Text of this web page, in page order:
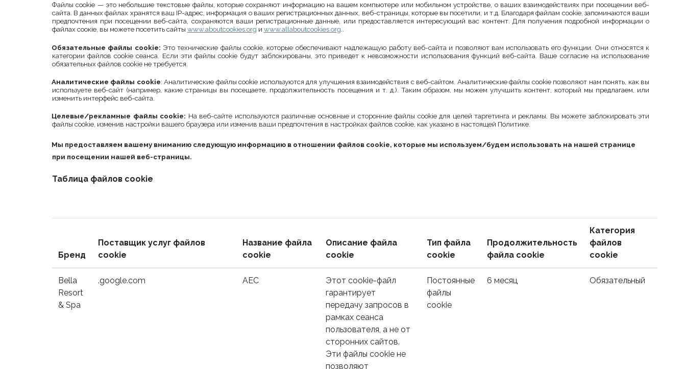
Файлы cookie — это небольшие текстовые файлы, которые сохраняют информацию на вашем компьютере или мобильном устройстве, о ваших взаимодействиях при посещении веб-
сайта. В данных файлах хранятся ваш IP-адрес, информация о ваших регистрационных данных, веб-страницы, которые вы посетили, и т.д. Благодаря файлам cookie, запоминаются ваши
предпочтения при посещении веб-сайта, сохраняются ваши регистрационные данные, или предоставляется интересующий вас контент. Для получения подробной информации о
файлах соокіе, вы можете посетить сайты www.aboutcookies.org и www.allaboutcookies.org
Обязательные файлы cookie: Это технические файлы cookie, которые обеспечивают надлежащую работу веб-сайта и позволяют вам использовать его функции. Они относятся к
категории файлов cookie сеанса. Если эти файлы cookie будут заблокированы, это приведет к невозможности использования функций веб-сайта. Ваше согласие на использование
обязательных файлов cookie не требуется.
Аналитические файлы cookie: Аналитические файлы cookie используются для улучшения взаимодействия с веб-сайтом. Аналитические файлы cookie позволяют нам понять, как вы
используете веб-сайт (например, какие страницы вы посещаете, продолжительность посещения и т. д.). Таким образом, мы можем улучшить контент, который мы предлагаем, или
изменить интерфейс веб-сайта.
Целевые/рекламные файлы cookie: На веб-сайте используются различные основные и сторонние файлы cookie для целей таргетинга и рекламы. Вы можете заблокировать эти
файлы cookie, изменив настройки вашего браузера или изменив ваши предпочтения в настройках файлов cookie, как указано в настоящей Политике.
Мы предоставляем вашему вниманию следующую информацию в отношении файлов cookie, которые мы используем/будем использовать на нашей странице
при посещении нашей веб-страницы.
Таблица файлов cookie
Бренд
Поставщик услуг файлов
cookie
Название файла
cookie
Описание файла
cookie
Тип файла
cookie
Продолжительность
файла cookie
Категория
файлов
cookie
Bella
Resort
& Spa
.google.com AEC
Этот cookie-файл
гарантирует
передачу запросов в
рамках сеанса
пользователя, а не от
сторонних сайтов.
Эти файлы cookie не
позволяют
Постоянные
файлы
cookie
6 месяц Обязательный